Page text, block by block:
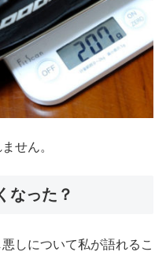
せん。
なった？
しについて私が語れるこ